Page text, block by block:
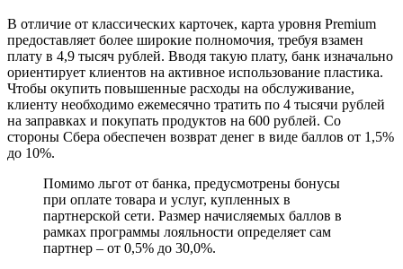
В отличие от классических карточек, карта уровня Premium
предоставляет более широкие полномочия, требуя взамен
плату в 4,9 тысяч рублей. Вводя такую плату, банк изначально
ориентирует клиентов на активное использование пластика.
Чтобы окупить повышенные расходы на обслуживание,
клиенту необходимо ежемесячно тратить по 4 тысячи рублей
на заправках и покупать продуктов на 600 рублей. Со
стороны Сбера обеспечен возврат денег в виде баллов от 1,5%
до 10%.
Помимо льгот от банка, предусмотрены бонусы
при оплате товара и услуг, купленных в
партнерской сети. Размер начисляемых баллов в
рамках программы лояльности определяет сам
партнер – от 0,5% до 30,0%.